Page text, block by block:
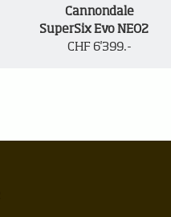
Cannondale
SuperSix Evo NEO2
CHF 6'399.-